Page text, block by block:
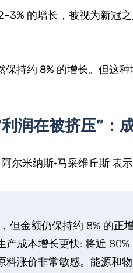
的增长，被视为新冠
保持约 8% 的增长。但这
利润在被挤压”：
尔米纳斯·马采维丘斯 表
但金额仍保持约 8% 的正
产成本增长更快: 将近
料涨价非常敏感。能源和